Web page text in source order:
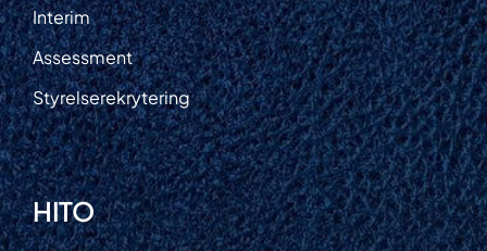
Interim
Assessment
Styrelserekrytering
HITO